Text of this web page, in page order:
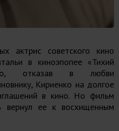
актрис советского кино
в киноэпопее «Тихий
отказав в любви
Кириенко на долгое
в кино. Но фильм
вернул ее к восхищенным